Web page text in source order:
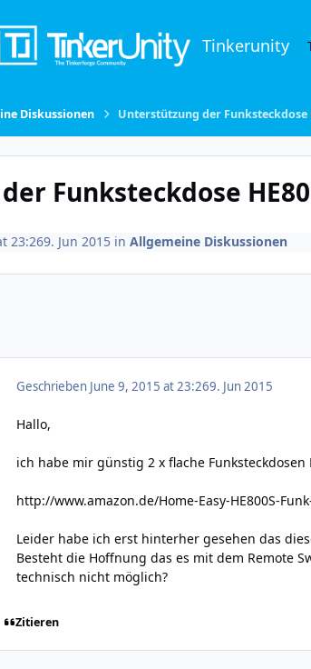
Tinkerunity
Diskussionen Unterstützung der Funksteckdose
Funksteckdose
23:269. Jun 2015in Allgemeine Diskussionen
Geschrieben June 9, 2015 at 23:269. Jun 2015
Hallo,
ich habe mir günstig 2 x flache
http://www.amazon.de/Home-Easy-HE800S-
Leider habe ich erst hinterher gesehen das
Besteht die Hoffnung das es mit dem Remote
technisch nicht möglich?
Zitieren